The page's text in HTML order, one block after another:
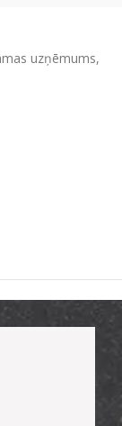
uzņēmums,